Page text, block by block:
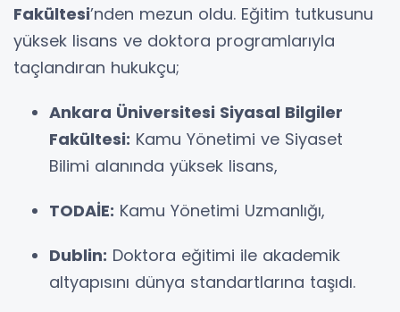
Fakültesi’nden mezun oldu. Eğitim tutkusunu
yüksek lisans ve doktora programlarıyla
taçlandıran hukukçu;
Ankara Üniversitesi Siyasal Bilgiler
Fakültesi: Kamu Yönetimi ve Siyaset
Bilimi alanında yüksek lisans,
TODAİE: Kamu Yönetimi Uzmanlığı,
Dublin: Doktora eğitimi ile akademik
altyapısını dünya standartlarına taşıdı.